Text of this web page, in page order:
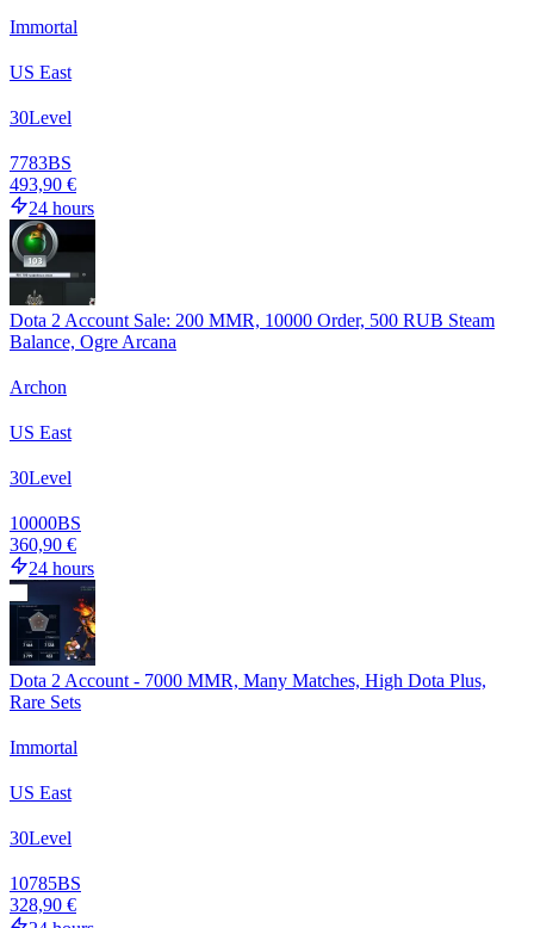
Immortal
US East
30Level
7783BS
493,90 €
24 hours
Dota 2 Account Sale: 200 MMR, 10000 Order, 500 RUB Steam
Balance, Ogre Arcana
Archon
US East
30Level
10000BS
360,90 €
24 hours
Dota 2 Account - 7000 MMR, Many Matches, High Dota Plus,
Rare Sets
Immortal
US East
30Level
10785BS
328,90 €